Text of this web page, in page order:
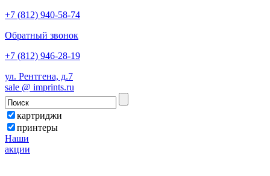
+7 (812) 940-58-74
Обратный звонок
+7 (812) 946-28-19
ул. Рентгена, д.7
sale @ imprints.ru
картриджи
принтеры
Наши
акции